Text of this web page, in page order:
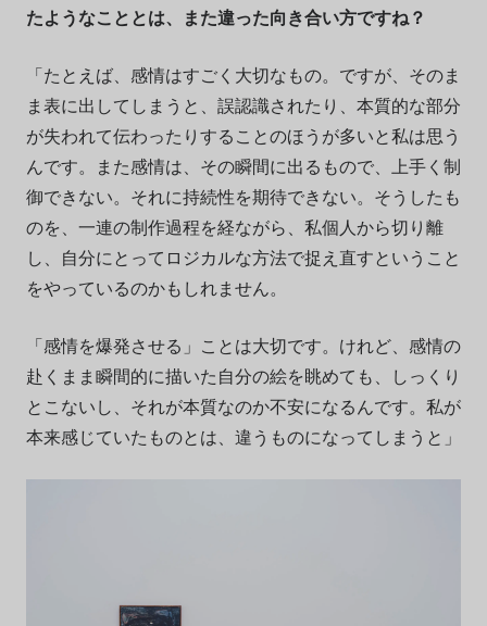
たようなこととは、また違った向き合い方ですね？
「たとえば、感情はすごく大切なもの。ですが、そのま
ま表に出してしまうと、誤認識されたり、本質的な部分
が失われて伝わったりすることのほうが多いと私は思う
んです。また感情は、その瞬間に出るもので、上手く制
御できない。それに持続性を期待できない。そうしたも
のを、一連の制作過程を経ながら、私個人から切り離
し、自分にとってロジカルな方法で捉え直すということ
をやっているのかもしれません。
「感情を爆発させる」ことは大切です。けれど、感情の
赴くまま瞬間的に描いた自分の絵を眺めても、しっくり
とこないし、それが本質なのか不安になるんです。私が
本来感じていたものとは、違うものになってしまうと」